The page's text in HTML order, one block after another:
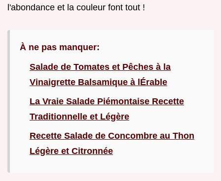
l'abondance et la couleur font tout !
À ne pas manquer:
Salade de Tomates et Pêches à la
Vinaigrette Balsamique à lÉrable
La Vraie Salade Piémontaise Recette
Traditionnelle et Légère
Recette Salade de Concombre au Thon
Légère et Citronnée